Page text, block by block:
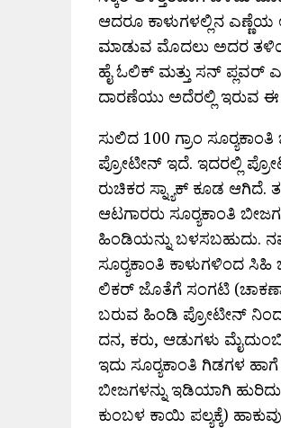
ಆದರೂ ಕಾಳುಗಳಲ್ಲಿನ
ಮಾಡುವ ಮೊದಲು ಅದರ
ಹೈ ಓಲಿಕ್ ಮತ್ತು ಸನ್ ಪ್ಲವರ್
ದಾರಣೆಯು ಅದೆರಲ್ಲಿ ಇರುವ
ಸುಲಿದ 100 ಗ್ರಾಂ
ಪ್ರೋಟೀನ್ ಇದೆ. ಇದರಲ್ಲಿ
ರುಚಿಕರ ಸ್ನ್ಯಾಕ್ ಕೂಡ
ಆಟಗಾರರು ಸೂರ‍್ಯಕಾಂತಿ
ಹಿಂಡಿಯನ್ನು ಬಳಸಬಹುದು.
ಸೂರ‍್ಯಕಾಂತಿ ಕಾಳುಗಳಿಂದ ಸಿಹಿ
ಲಿಕರ್ ಜೊತೆಗೆ ಸಂಗಟಿ
ಬರುವ ಹಿಂಡಿ ಪ್ರೋಟೀನ್
ದನ, ಕರು, ಆಡುಗಳು
ಇದು ಸೂರ‍್ಯಕಾಂತಿ ಗಿಡಗಳ
ಬೀಜಗಳನ್ನು ಇಡಿಯಾಗಿ
ಕುಂಬಳ ಕಾಯಿ ಪಲ್ಯಕ್ಕೆ)